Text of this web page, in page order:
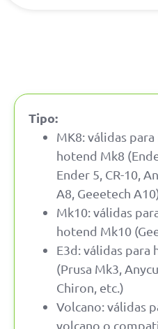
Tipo:
MK8: válidas
hotend Mk8
Ender 5, CR-10,
A8, Geeetech
Mk10: válidas
hotend Mk10
E3d: válidas para
(Prusa Mk3,
Chiron, etc.)
Volcano: válidas
volcano o